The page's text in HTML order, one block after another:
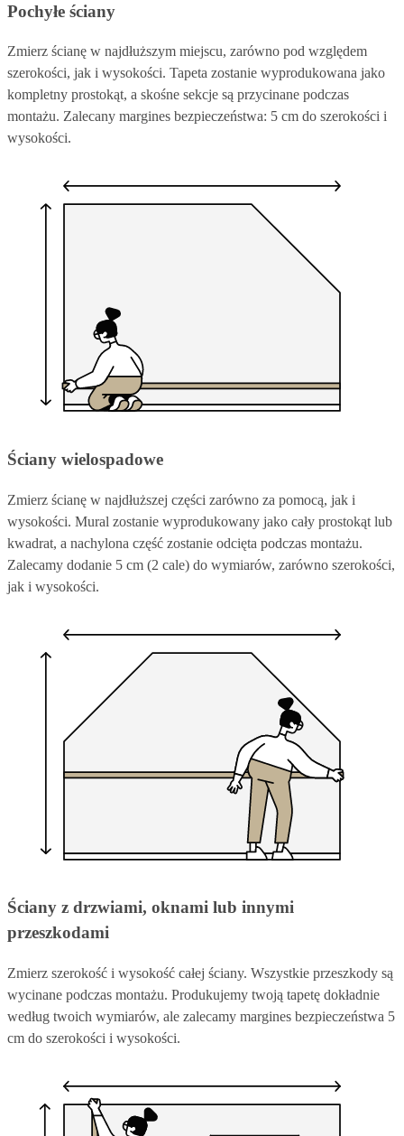
Pochyłe ściany
Zmierz ścianę w najdłuższym miejscu, zarówno pod względem
szerokości, jak i wysokości. Tapeta zostanie wyprodukowana jako
kompletny prostokąt, a skośne sekcje są przycinane podczas
montażu. Zalecany margines bezpieczeństwa: 5 cm do szerokości i
wysokości.
Ściany wielospadowe
Zmierz ścianę w najdłuższej części zarówno za pomocą, jak i
wysokości. Mural zostanie wyprodukowany jako cały prostokąt lub
kwadrat, a nachylona część zostanie odcięta podczas montażu.
Zalecamy dodanie 5 cm (2 cale) do wymiarów, zarówno szerokości,
jak i wysokości.
Ściany z drzwiami, oknami lub innymi
przeszkodami
Zmierz szerokość i wysokość całej ściany. Wszystkie przeszkody są
wycinane podczas montażu. Produkujemy twoją tapetę dokładnie
według twoich wymiarów, ale zalecamy margines bezpieczeństwa 5
cm do szerokości i wysokości.